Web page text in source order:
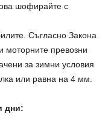
шофирайте с
Съгласно Закона
моторните превозни
за зимни условия
или равна на 4 мм.
дни: